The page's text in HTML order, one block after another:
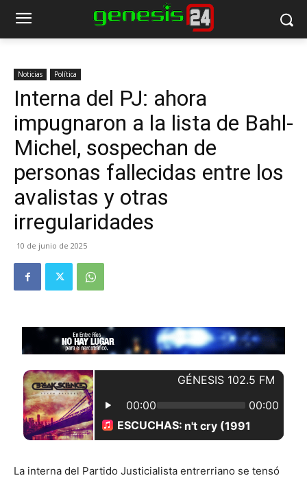
Noticias Política
Interna del PJ: ahora
impugnaron a la lista de Bahl-
Michel, sospechan de
personas fallecidas entre los
avalistas y otras
irregularidades
10 de junio de 2025
La interna del Partido Justicialista entrerriano se tensó